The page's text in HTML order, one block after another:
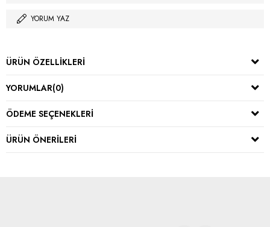
YORUM YAZ
ÜRÜN ÖZELLIKLERI
YORUMLAR(0)
ÖDEME SEÇENEKLERI
ÜRÜN ÖNERILERI